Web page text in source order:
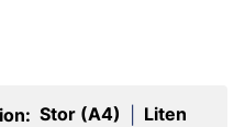
Stor (A4) Liten